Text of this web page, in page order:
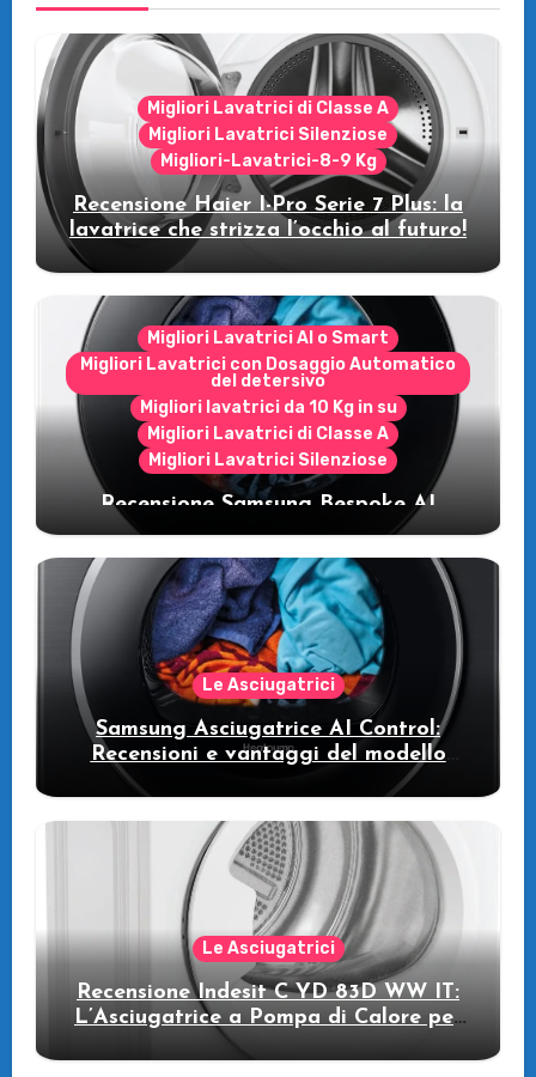
Migliori Lavatrici di Classe A
Migliori Lavatrici Silenziose
Migliori-Lavatrici-8-9 Kg
Recensione Haier I-Pro Serie 7 Plus: la
lavatrice che strizza l’occhio al futuro!
Migliori Lavatrici AI o Smart
Migliori Lavatrici con Dosaggio Automatico
del detersivo
Migliori lavatrici da 10 Kg in su
Migliori Lavatrici di Classe A
Migliori Lavatrici Silenziose
Recensione Samsung Bespoke AI
WW11DB7B94GE/U3: la lavatrice
intelligente che fa risparmiare
Le Asciugatrici
Samsung Asciugatrice AI Control:
Recensioni e vantaggi del modello
Le Asciugatrici
Recensione Indesit C YD 83D WW IT:
L’Asciugatrice a Pompa di Calore per
il Tuo Benessere